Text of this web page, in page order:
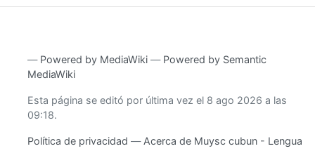
― Powered by MediaWiki ― Powered by Semantic
MediaWiki
Esta página se editó por última vez el 8 ago 2026 a las
09:18.
Política de privacidad
Acerca de Muysc cubun - Lengua